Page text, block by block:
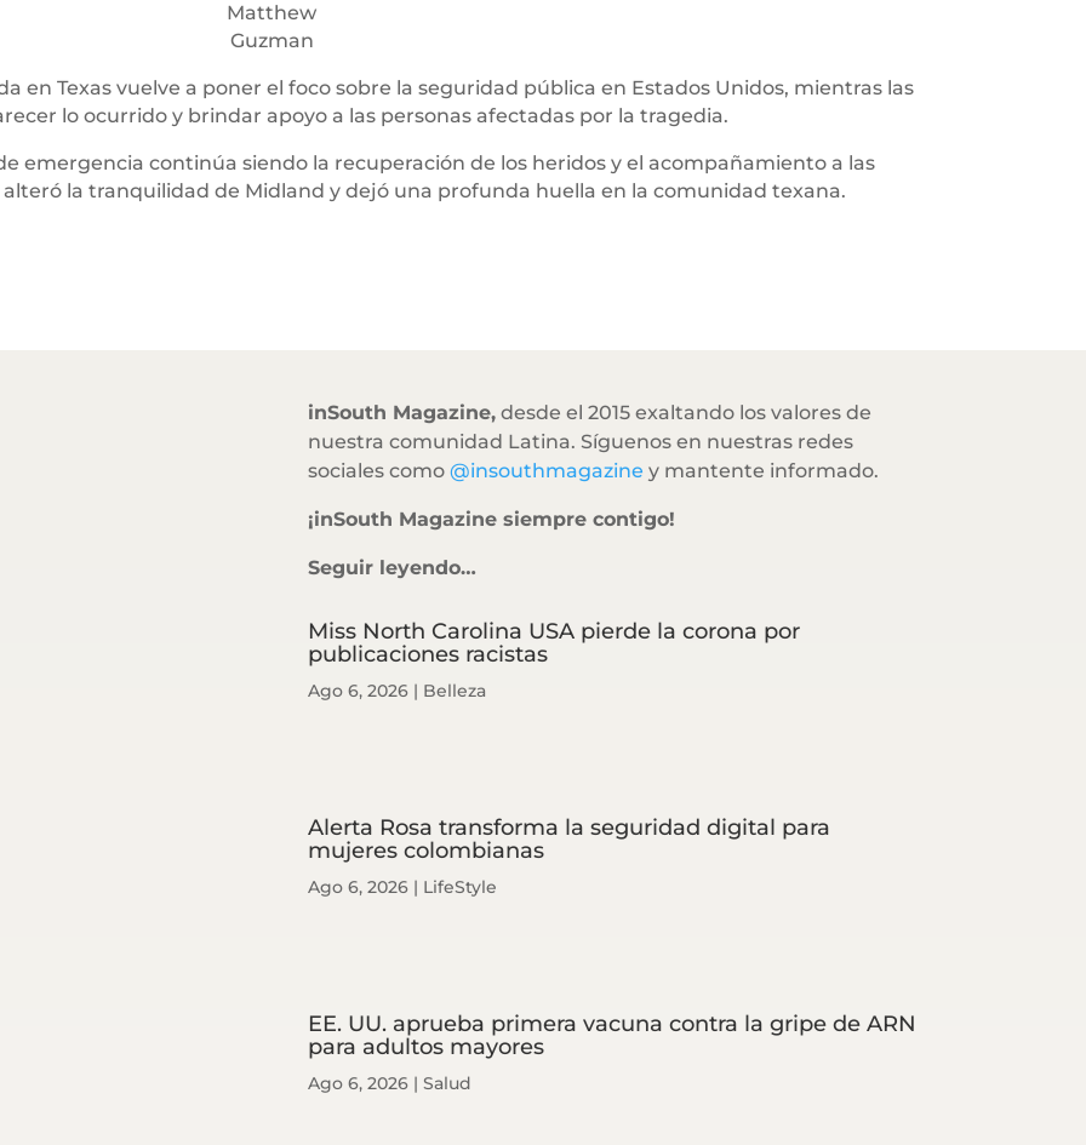
Matthew
Guzman
en Texas vuelve a poner el foco sobre la seguridad pública en Estados Unidos, mientras las
lo ocurrido y brindar apoyo a las personas afectadas por la tragedia.
emergencia continúa siendo la recuperación de los heridos y el acompañamiento a las
la tranquilidad de Midland y dejó una profunda huella en la comunidad texana.
inSouth Magazine,desde el 2015 exaltando los valores de
nuestra comunidad Latina. Síguenos en nuestras redes
sociales como @insouthmagazine y mantente informado.
¡inSouth Magazine siempre contigo!
Seguir leyendo…
Miss North Carolina USA pierde la corona por
publicaciones racistas
Ago 6, 2026| Belleza
Alerta Rosa transforma la seguridad digital para
mujeres colombianas
Ago 6, 2026| LifeStyle
EE. UU. aprueba primera vacuna contra la gripe de ARN
para adultos mayores
Ago 6, 2026| Salud